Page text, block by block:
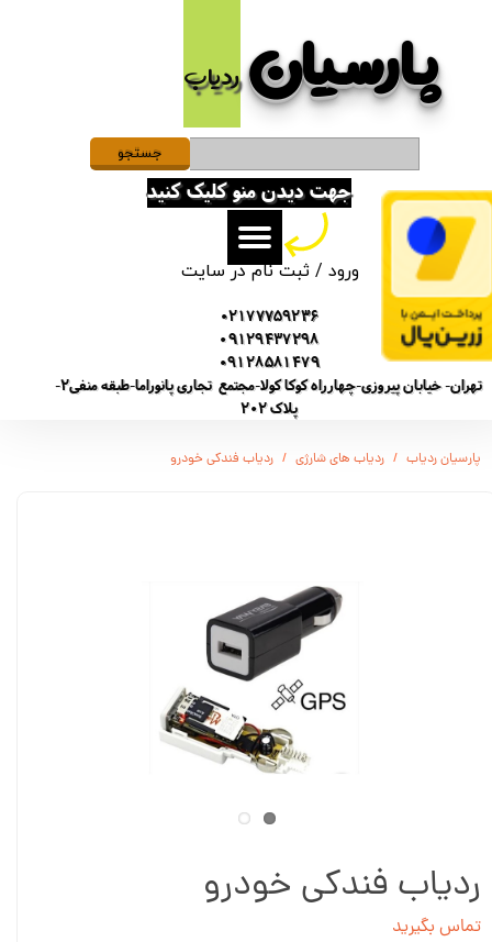
پارسیان​​​​​​​ردیاب
ورود /ثبت نام در سایت
حساب کاربری من
تغییر گذر واژه
سفارشات
خروج از حساب کاربری
02177759236
09129437298
09128581479
تهران- خیابان پیروزی-چهارراه کوکا کولا-مجتمع تجاری پانوراما-طبقه منفی2-
پلاک 202
جهت دیدن منو کلیک کنید
جستجو
پارسیان ردیاب ردیاب های شارژی ردیاب فندکی خودرو
ردیاب فندکی خودرو
تماس بگیرید